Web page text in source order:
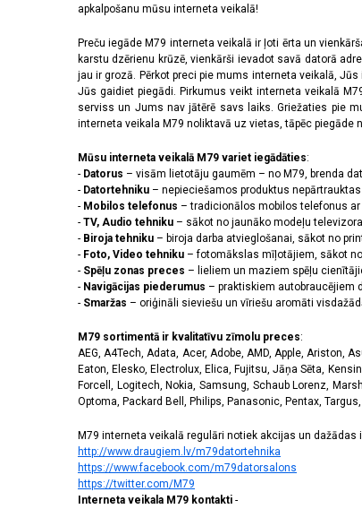
apkalpošanu mūsu interneta veikalā!
Preču iegāde M79 interneta veikalā ir ļoti ērta un
karstu dzērienu krūzē, vienkārši ievadot savā datorā
jau ir grozā. Pērkot preci pie mums interneta veikalā,
Jūs gaidiet piegādi. Pirkumus veikt interneta veikalā
serviss un Jums nav jātērē savs laiks. Griežaties pie
interneta veikala M79 noliktavā uz vietas, tāpēc piegāde
Mūsu interneta veikalā M79 variet iegādāties:
- Datorus – visām lietotāju gaumēm – no M79, brenda
- Datortehniku – nepieciešamos produktus
- Mobilos telefonus – tradicionālos mobilos telefonus
- TV, Audio tehniku – sākot no jaunāko modeļu
- Biroja tehniku – biroja darba atvieglošanai, sākot no
- Foto, Video tehniku – fotomākslas mīļotājiem, sākot
- Spēļu zonas preces – lieliem un maziem spēļu
- Navigācijas piederumus – praktiskiem autobraucējiem
- Smaržas – oriģināli sieviešu un vīriešu aromāti
M79 sortimentā ir kvalitatīvu zīmolu preces:
AEG, A4Tech, Adata, Acer, Adobe, AMD, Apple, Ariston,
Eaton, Elesko, Electrolux, Elica, Fujitsu, Jāņa Sēta,
Forcell, Logitech, Nokia, Samsung, Schaub Lorenz,
Optoma, Packard Bell, Philips, Panasonic, Pentax,
M79 interneta veikalā regulāri notiek akcijas un
http://www.draugiem.lv/m79datortehnika
https://www.facebook.com/m79datorsalons
https://twitter.com/M79
Interneta veikala M79 kontakti -